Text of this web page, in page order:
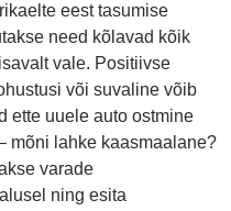
eest tasumise
need kõlavad kõik
vale. Positiivse
või suvaline võib
ette uuele auto ostmine
mõni lahke kaasmaalane?
varade
ning esita